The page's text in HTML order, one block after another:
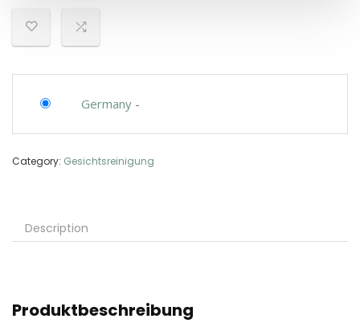
Germany -
Category: Gesichtsreinigung
Description
Produktbeschreibung